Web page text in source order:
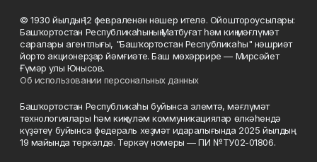
© 1930 йылдың 12 февраленән нәшер ителә. Ойоштороусылары:
Башҡортостан Республикаһының Матбуғат һәм киң мәғлүмәт
саралары агентлығы, "Башҡортостан Республикаһы" нәшриәт
йорто акционерҙар йәмғиәте. Баш мөхәррире — Мирсәйет
Ғүмәр улы Юнысов.
Об использовании персональных данных
Башҡортостан Республикаһы буйынса элемтә, мәғлүмәт
технологиялары һәм киңкүләм коммуникациялар өлкәһендә
күҙәтеү буйынса федераль хеҙмәт идаралығында 2025 йылдың
19 майында теркәлде. Теркәү номеры — ПИ №ТУ02-01806.